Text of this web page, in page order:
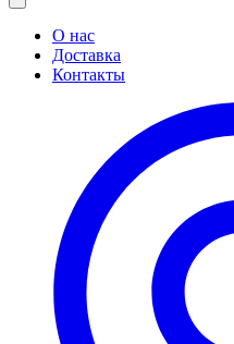
О нас
Доставка
Контакты